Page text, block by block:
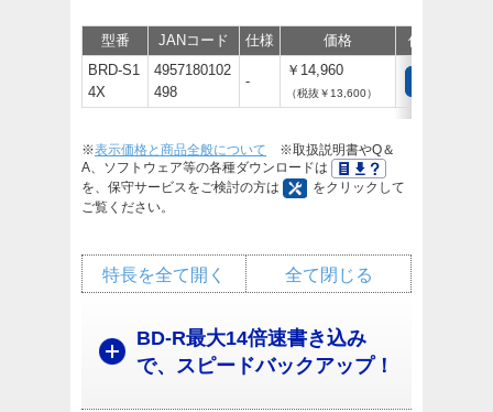
型番 JANコード 仕様 価格 保守
BRD-S1
4X
4957180102
498
-
￥14,960
（税抜￥13,600）
※表示価格と商品全般について ※取扱説明書やQ＆
A、ソフトウェア等の各種ダウンロードは
を、保守サービスをご検討の方は
をクリックして
ご覧ください。
全て閉じる
特長を全て開く
BD-R最大14倍速書き込み
で、スピードバックアップ！